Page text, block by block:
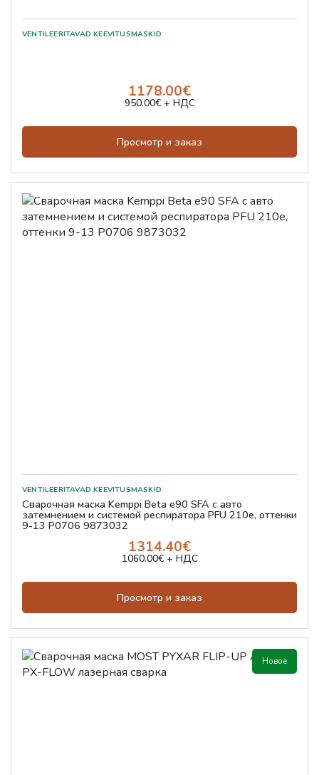
1178.00€
950.00€ + НДС
Просмотр и заказ
Сварочная маска Kemppi Beta e90 SFA с авто
затемнением и системой респиратора PFU 210e, оттенки
9-13 P0706 9873032
1314.40€
1060.00€ + НДС
Просмотр и заказ
Новое